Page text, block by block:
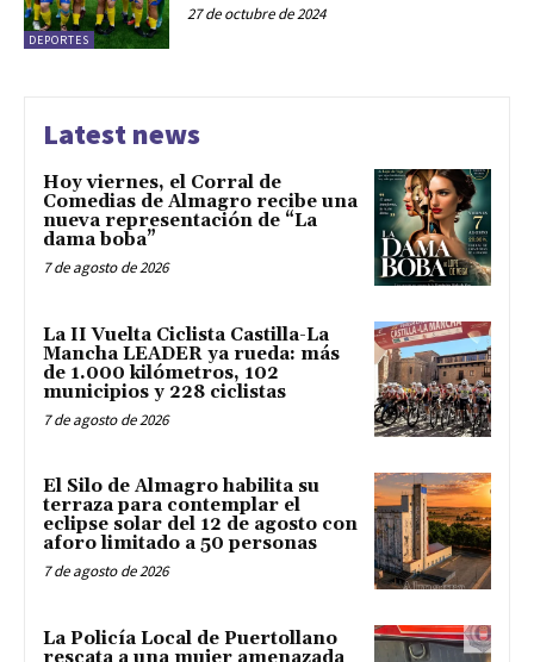
DEPORTES
27 de octubre de 2024
Latest news
Hoy viernes, el Corral de
Comedias de Almagro recibe una
nueva representación de “La
dama boba”
7 de agosto de 2026
La II Vuelta Ciclista Castilla-La
Mancha LEADER ya rueda: más
de 1.000 kilómetros, 102
municipios y 228 ciclistas
7 de agosto de 2026
El Silo de Almagro habilita su
terraza para contemplar el
eclipse solar del 12 de agosto con
aforo limitado a 50 personas
7 de agosto de 2026
La Policía Local de Puertollano